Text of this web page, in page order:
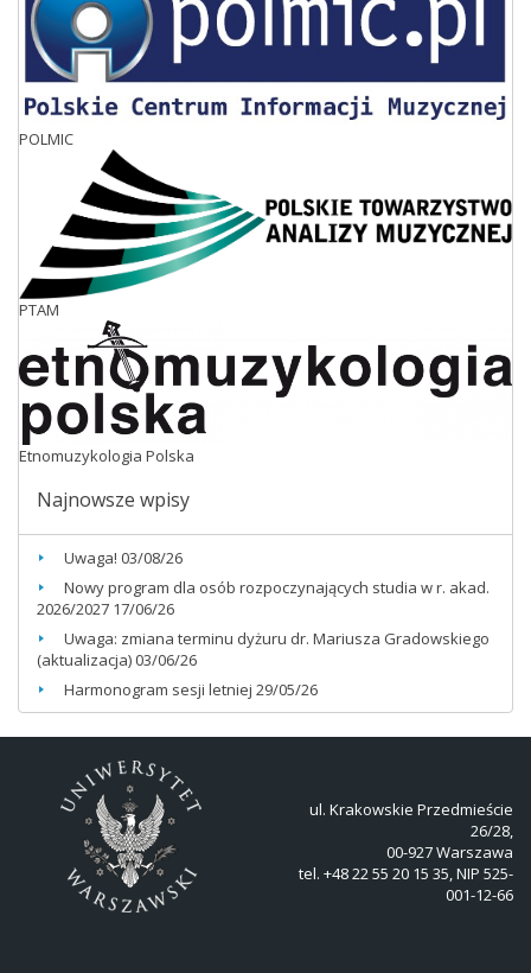
POLMIC
PTAM
Etnomuzykologia Polska
Najnowsze wpisy
Uwaga! 03/08/26
Nowy program dla osób rozpoczynających studia w r. akad.
2026/2027 17/06/26
Uwaga: zmiana terminu dyżuru dr. Mariusza Gradowskiego
(aktualizacja)03/06/26
Harmonogram sesji letniej 29/05/26
ul. Krakowskie Przedmieście
26/28,
00-927 Warszawa
tel. +48 22 55 20 15 35, NIP 525-
001-12-66